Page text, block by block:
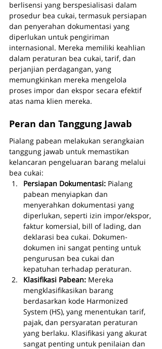
berlisensi yang berspesialisasi dalam
prosedur bea cukai, termasuk persiapan
dan penyerahan dokumentasi yang
diperlukan untuk pengiriman
internasional. Mereka memiliki keahlian
dalam peraturan bea cukai, tarif, dan
perjanjian perdagangan, yang
memungkinkan mereka mengelola
proses impor dan ekspor secara efektif
atas nama klien mereka.
Peran dan Tanggung Jawab
Pialang pabean melakukan serangkaian
tanggung jawab untuk memastikan
kelancaran pengeluaran barang melalui
bea cukai:
Persiapan Dokumentasi: Pialang
pabean menyiapkan dan
menyerahkan dokumentasi yang
diperlukan, seperti izin impor/ekspor,
faktur komersial, bill of lading, dan
deklarasi bea cukai. Dokumen-
dokumen ini sangat penting untuk
pengurusan bea cukai dan
kepatuhan terhadap peraturan.
Klasifikasi Pabean: Mereka
mengklasifikasikan barang
berdasarkan kode Harmonized
System (HS), yang menentukan tarif,
pajak, dan persyaratan peraturan
yang berlaku. Klasifikasi yang akurat
sangat penting untuk penilaian dan